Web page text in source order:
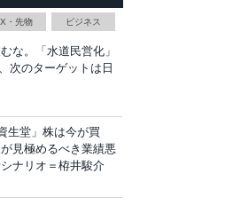
・先物 ビジネス
な。「水道民営化」
次のターゲットは日
生堂」株は今が買
見極めるべき業績悪
ナリオ＝栫井駿介